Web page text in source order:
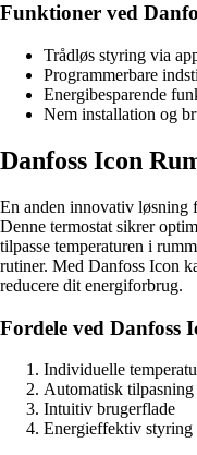
Funktioner ved
Trådløs styring via
Programmerbare
Energibesparende
Nem installation og
Danfoss Icon
En anden innovativ løsning
Denne termostat sikrer
tilpasse temperaturen i
rutiner. Med Danfoss Icon
reducere dit energiforbrug.
Fordele ved Danfoss
Individuelle
Automatisk
Intuitiv brugerflade
Energieffektiv styring